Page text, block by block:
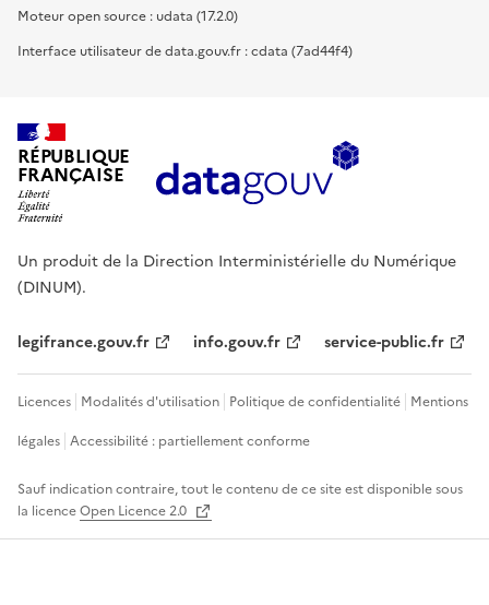
Moteur open source : udata (17.2.0)
Interface utilisateur de data.gouv.fr : cdata (7ad44f4)
RÉPUBLIQUE
FRANÇAISE
Un produit de la Direction Interministérielle du Numérique
(DINUM).
legifrance.gouv.fr info.gouv.fr service-public.fr
Licences Modalités d'utilisation Politique de confidentialité Mentions
légales Accessibilité : partiellement conforme
Sauf indication contraire, tout le contenu de ce site est disponible sous
la licenceOpen Licence 2.0